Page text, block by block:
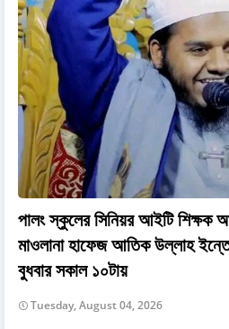
পালং স্কুলের সিনিয়র আইটি
মাওলানা হাফেজ আতিক উল্লাহ
বুধবার সকাল ১০টায়
Tuesday, August 04, 2026